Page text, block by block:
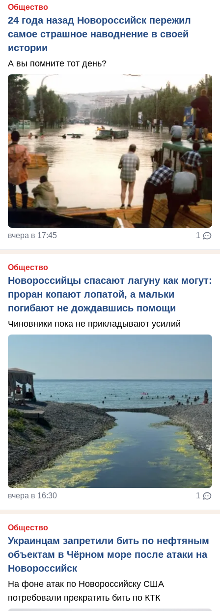
Общество
24 года назад Новороссийск пережил
самое страшное наводнение в своей
истории
А вы помните тот день?
вчера в 17:45 1
Общество
Новороссийцы спасают лагуну как могут:
проран копают лопатой, а мальки
погибают не дождавшись помощи
Чиновники пока не прикладывают усилий
вчера в 16:30 1
Общество
Украинцам запретили бить по нефтяным
объектам в Чёрном море после атаки на
Новороссийск
На фоне атак по Новороссийску США
потребовали прекратить бить по КТК